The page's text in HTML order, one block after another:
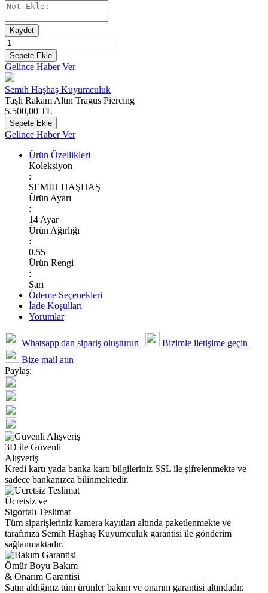
Kaydet
Sepete Ekle
Gelince Haber Ver
Semih Haşhaş Kuyumculuk
Taşlı Rakam Altın Tragus Piercing
5.500,00 TL
Sepete Ekle
Gelince Haber Ver
Ürün Özellikleri
Koleksiyon
:
SEMİH HAŞHAŞ
Ürün Ayarı
:
14 Ayar
Ürün Ağırlığı
:
0.55
Ürün Rengi
:
Sarı
Ödeme Seçenekleri
İade Koşulları
Yorumlar
Whatsapp'dan sipariş oluşturun | Bizimle iletişime geçin |
Bize mail atın
Paylaş:
3D ile Güvenli
Alışveriş
Kredi kartı yada banka kartı bilgileriniz SSL ile şifrelenmekte ve
sadece bankanızca bilinmektedir.
Ücretsiz ve
Sigortalı Teslimat
Tüm siparişleriniz kamera kayıtları altında paketlenmekte ve
tarafınıza Semih Haşhaş Kuyumculuk garantisi ile gönderim
sağlanmaktadır.
Ömür Boyu Bakım
& Onarım Garantisi
Satın aldığınız tüm ürünler bakım ve onarım garantisi altındadır.